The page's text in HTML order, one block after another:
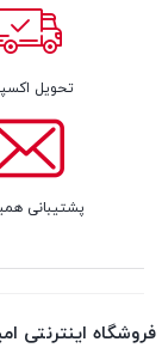
تحویل
پشتیبانی
فروشگاه اینترنتی